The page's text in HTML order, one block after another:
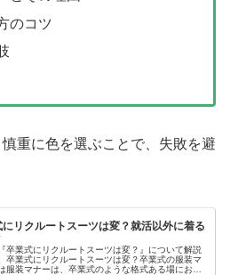
のコツ
重に色を選ぶことで、失敗を避
にリクルートスーツは変？就活以外に着る
卒業式にリクルートスーツは変？』について解説
卒業式にリクルートスーツは変？卒業式の服装マ
服装マナーは、卒業式のような格式ある場におい